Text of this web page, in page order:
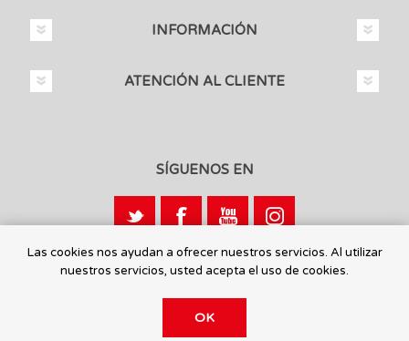
INFORMACIÓN
ATENCIÓN AL CLIENTE
SÍGUENOS EN
Calle León, 1 - 03440 Ibi, Alicante
Las cookies nos ayudan a ofrecer nuestros servicios. Al utilizar
nuestros servicios, usted acepta el uso de cookies.
OK